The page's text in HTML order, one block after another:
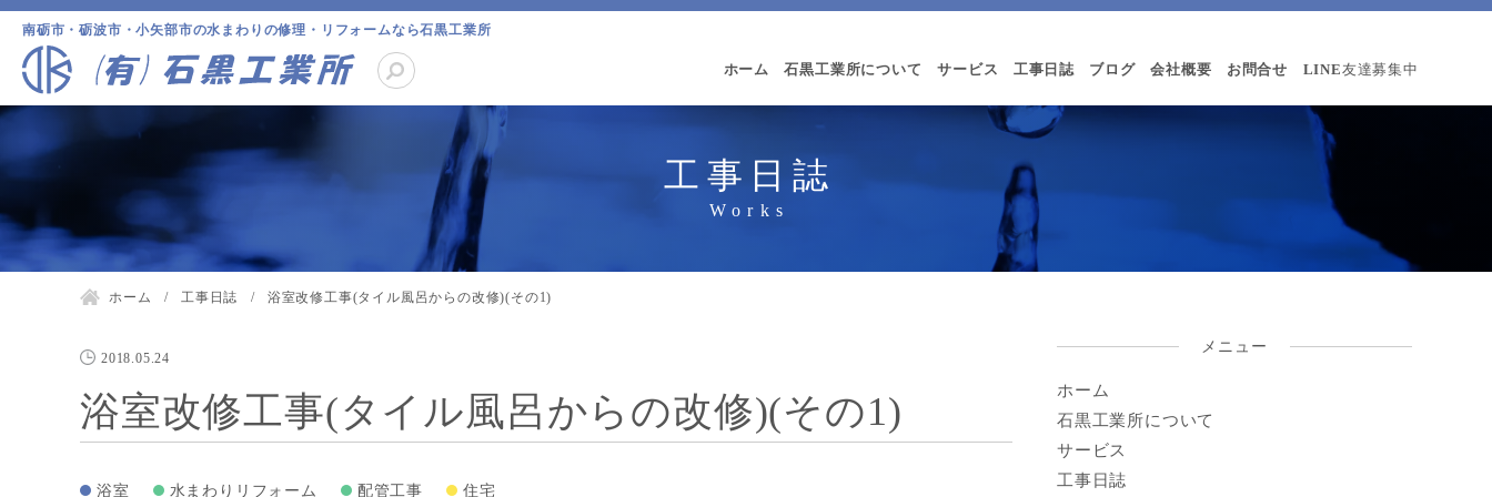
南砺市・砺波市・小矢部市の水まわりの修理・リフォームなら石黒工業所
ホーム 石黒工業所について サービス 工事日誌 ブログ 会社概要 お問合せ LINE友達募集中
工事日誌
ホーム 工事日誌 浴室改修工事(タイル風呂からの改修)(その1)
2018.05.24
浴室改修工事(タイル風呂からの改修)(その1)
浴室 水まわりリフォーム 配管工事 住宅
メニュー
ホーム
石黒工業所について
サービス
工事日誌